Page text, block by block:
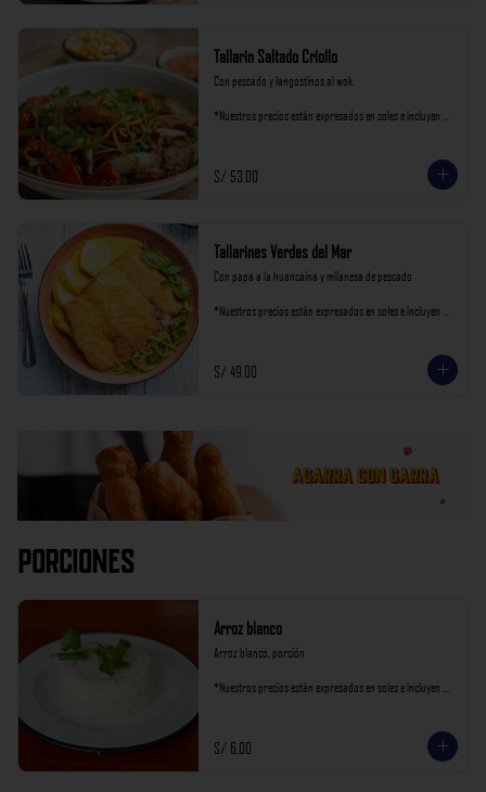
Tallarin Saltado Criollo
Con pescado y langostinos al wok.
*Nuestros precios están expresados en soles e incluyen
S/ 53.00
Tallarines Verdes del Mar
Con papa a la huancaína y milanesa de pescado
*Nuestros precios están expresados en soles e incluyen
S/ 49.00
Porciones
Arroz blanco
Arroz blanco, porción
*Nuestros precios están expresados en soles e incluyen
S/ 6.00